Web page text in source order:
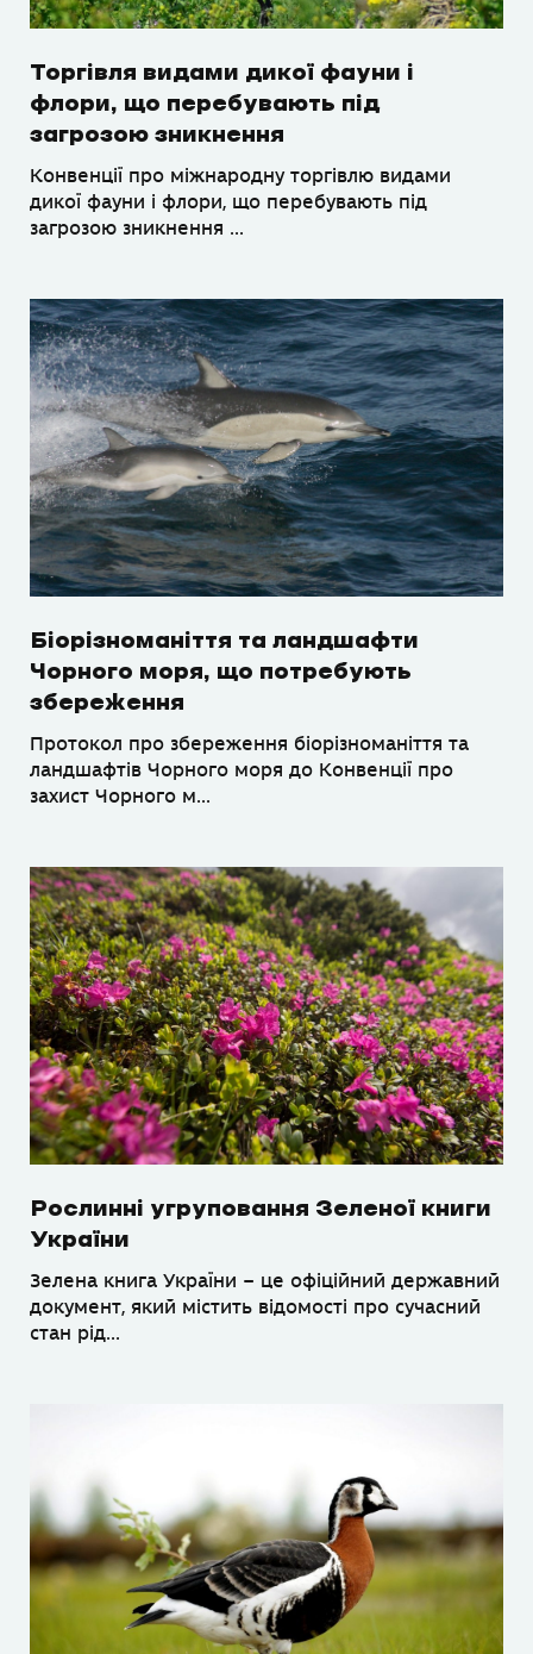
Торгівля видами дикої фауни і
флори, що перебувають під
загрозою зникнення
Конвенції про міжнародну торгівлю видами
дикої фауни і флори, що перебувають під
загрозою зникнення ...
Біорізноманіття та ландшафти
Чорного моря, що потребують
збереження
Протокол про збереження біорізноманіття та
ландшафтів Чорного моря до Конвенції про
захист Чорного м...
Рослинні угруповання Зеленої книги
України
Зелена книга України – це офіційний державний
документ, який містить відомості про сучасний
стан рід...